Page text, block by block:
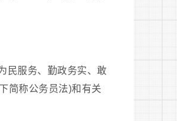
民服务、勤政务实、敢
简称公务员法)和有关